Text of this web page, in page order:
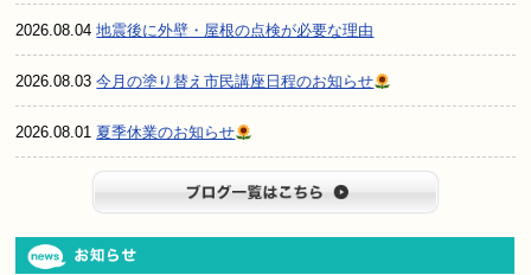
2026.08.04地震後に外壁・屋根の点検が必要な理由
2026.08.03今月の塗り替え市民講座日程のお知らせ
2026.08.01 夏季休業のお知らせ